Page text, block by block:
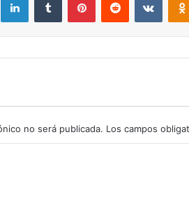
no será publicada. Los campos